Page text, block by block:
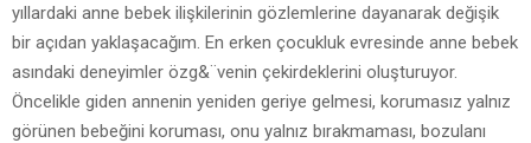
yıllardaki anne bebek ilişkilerinin gözlemlerine dayanarak değişik
bir açıdan yaklaşacağım. En erken çocukluk evresinde anne bebek
asındaki deneyimler özg&¨venin çekirdeklerini oluşturuyor.
Öncelikle giden annenin yeniden geriye gelmesi, korumasız yalnız
görünen bebeğini koruması, onu yalnız bırakmaması, bozulanı